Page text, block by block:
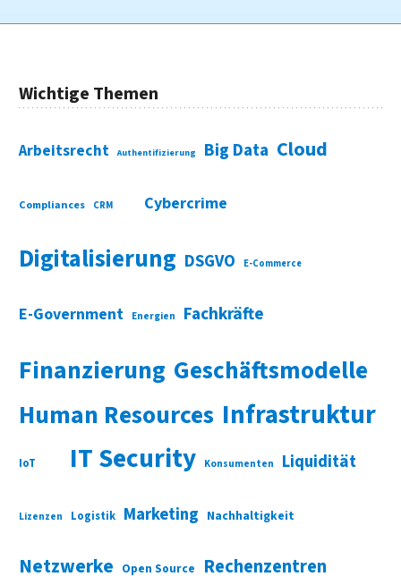
Wichtige Themen
Arbeitsrecht Authentifizierung Big Data Cloud
Compliances CRM Cybercrime
Digitalisierung DSGVO E-Commerce
E-Government Energien Fachkräfte
Finanzierung Geschäftsmodelle
Human Resources Infrastruktur
IoT IT Security Konsumenten Liquidität
Lizenzen Logistik Marketing Nachhaltigkeit
Netzwerke Open Source Rechenzentren